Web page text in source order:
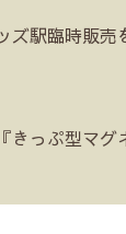
駅臨時販売
っぷ型マ